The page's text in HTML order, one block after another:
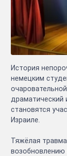
История
немецким
драматический
становятся
Израиле.
Тяжёлая